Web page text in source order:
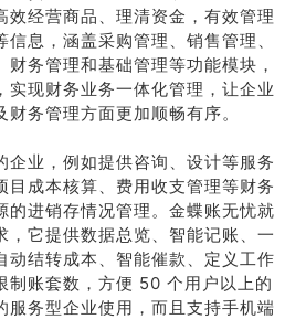
效经营商品、理清资金，有效管理
息，涵盖采购管理、销售管理、
务管理和基础管理等功能模块，
实现财务业务一体化管理，让企业
务管理方面更加顺畅有序。
企业，例如提供咨询、设计等服务
目成本核算、费用收支管理等财务
的进销存情况管理。金蝶账无忧就
，它提供数据总览、智能记账、一
动结转成本、智能催款、定义工作
制账套数，方便 50 个用户以上的
服务型企业使用，而且支持手机端